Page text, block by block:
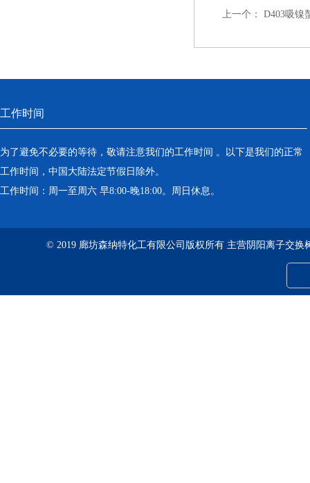
上一个： D403吸镍
工作时间
为了避免不必要的等待，敬请注意我们的工作时间 。以下是我们的正常
工作时间，中国大陆法定节假日除外。
工作时间：周一至周六 早8:00-晚18:00。周日休息。
© 2019 廊坊森纳特化工有限公司版权所有 主营阴阳离子交换